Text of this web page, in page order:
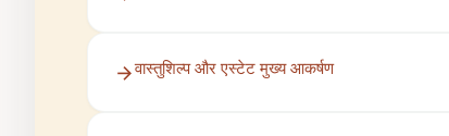
वास्तुशिल्प और एस्टेट मुख्य आकर्षण